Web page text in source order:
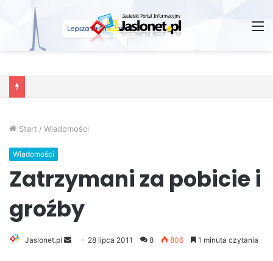
Start / Wiadomości
Wiadomości
Zatrzymani za pobicie i
groźby
Jaslonet.pl 28 lipca 2011 8 806 1 minuta czytania